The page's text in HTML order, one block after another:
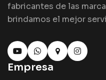
fabricantes de las
brindamos el mejor
Empresa